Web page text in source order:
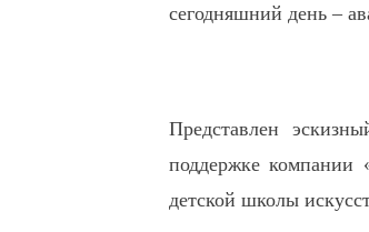
сегодняшний день –
Представлен
поддержке компании
детской школы